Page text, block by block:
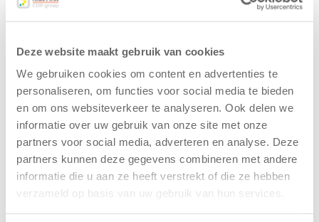
Deze website maakt gebruik van cookies
We gebruiken cookies om content en advertenties te
personaliseren, om functies voor social media te bieden
en om ons websiteverkeer te analyseren. Ook delen we
informatie over uw gebruik van onze site met onze
partners voor social media, adverteren en analyse. Deze
partners kunnen deze gegevens combineren met andere
informatie die u aan ze heeft verstrekt of die ze hebben
verzameld op basis van uw gebruik van hun services.
Kinderen BSO
De
Westerburcht
trainen alvast
voor Kids First
Mini 4 Mijl
7 augustus 2026
Kids First
tekent
koopcontract
voor nieuw
kindcentrum in
wijk Wiarda in
Leeuwarden
11 juni 2026